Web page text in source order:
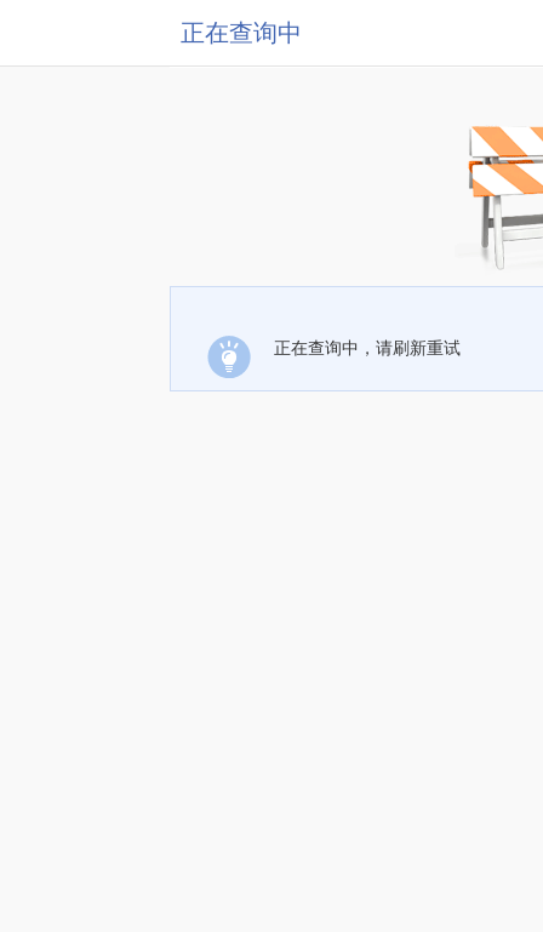
正在查询中
正在查询中，请刷新重试